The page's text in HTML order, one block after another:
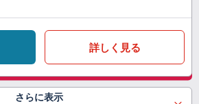
詳しく見る
さらに表示